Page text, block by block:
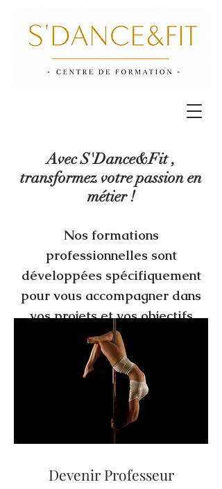
Avec S'Dance&Fit ,
transformez votre passion en
métier !
Nos formations
professionnelles sont
développées spécifiquement
pour vous accompagner dans
vos projets et vos objectifs
Devenir Professeur